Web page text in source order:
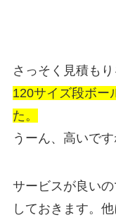
さっそく見積もり
120サイズ段ボー
た。
うーん、高いです
サービスが良い
しておきます。